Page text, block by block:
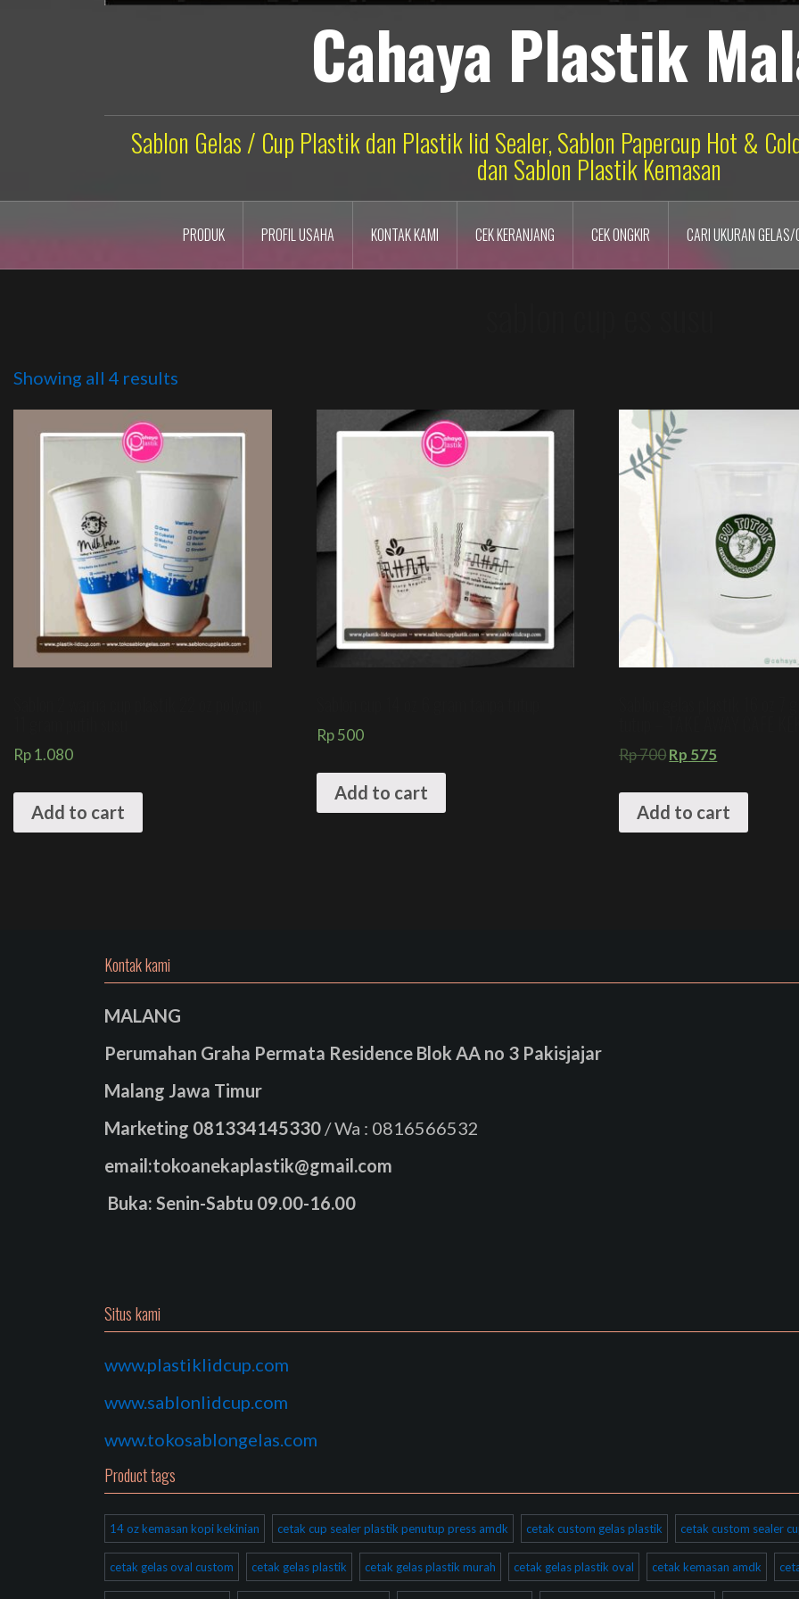
Cahaya Plastik
Sablon Gelas / Cup Plastik dan Plastik lid Sealer, Sablon Papercup Hot &
dan Sablon Plastik Kemasan
PRODUK PROFIL USAHA KONTAK KAMI CEK KERANJANG CEK ONGKIR CARI UKURAN
Showing all 4 results
Rp1.080
Add to cart
Rp500
Add to cart
Rp700Rp 575
Add to cart
Kontak kami
MALANG
Perumahan Graha Permata Residence Blok AA no 3 Pakisjajar
Malang Jawa Timur
Marketing 081334145330 / Wa : 0816566532
email:tokoanekaplastik@gmail.com
Buka: Senin-Sabtu 09.00-16.00
Situs kami
www.plastiklidcup.com
www.sablonlidcup.com
www.tokosablongelas.com
Product tags
14 oz kemasan kopi kekinian cetak cup sealer plastik penutup press amdk cetak custom gelas plastik cetak custom sealer
cetak gelas oval custom cetak gelas plastik cetak gelas plastik murah cetak gelas plastik oval cetak kemasan amdk